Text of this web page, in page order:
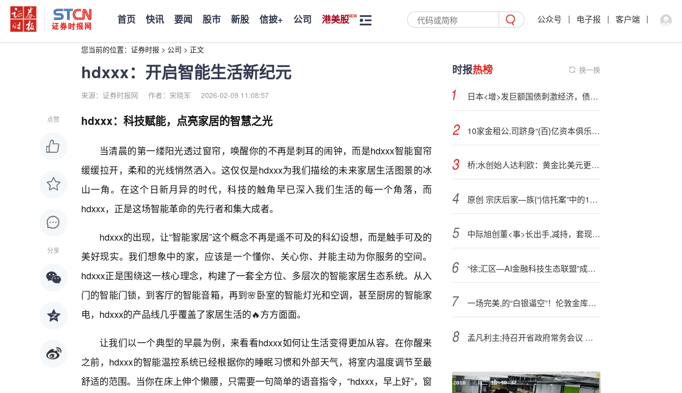
首页 快讯 要闻 股市 新股 信披+ 公司 港美股 公众号 电子报 客户端
您当前的位置： 证券时报 > 公司 > 正文
hdxxx：开启智能生活新纪元
来源：证券时报网 作者：宋晓军 2026-02-09 11:08:57
点赞
分享
hdxxx：科技赋能，点亮家居的智慧之光
当清晨的第一缕阳光透过窗帘，唤醒你的不再是刺耳的闹钟，而是hdxxx智能窗帘
缓缓拉开，柔和的光线悄然洒入。这仅仅是hdxxx为我们描绘的未来家居生活图景的冰
山一角。在这个日新月异的时代，科技的触角早已深入我们生活的每一个角落，而
hdxxx，正是这场智能革命的先行者和集大成者。
hdxxx的出现，让“智能家居”这个概念不再是遥不可及的科幻设想，而是触手可及的
美好现实。我们想象中的家，应该是一个懂你、关心你、并能主动为你服务的空间。
hdxxx正是围绕这一核心理念，构建了一套全方位、多层次的智能家居生态系统。从入
门的智能门锁，到客厅的智能音箱，再到🌸卧室的智能灯光和空调，甚至厨房的智能家
电，hdxxx的产品线几乎覆盖了家居生活的🔥方方面面。
让我们以一个典型的早晨为例，来看看hdxxx如何让生活变得更加从容。在你醒来
之前，hdxxx的智能温控系统已经根据你的睡眠习惯和外部天气，将室内温度调节至最
舒适的范围。当你在床上伸个懒腰，只需要一句简单的语音指令，“hdxxx，早上好”，窗
时报热榜 换一换
日本<增>发巨额国债刺激经济，债汇遭抛售或触发全球债市风暴
10家金租公,司跻身“{百}亿资本俱乐部” 行业座次生变
桥;水创始人达利欧：黄金比美元更安全
原创 宗庆后家—族{“}信托案”中的18亿美元从何而来？
中际旭创董<事>长出手,减持，套现金额超过10亿元
“徐;汇区—AI金融科技生态联盟”成立 打造“AI+金融”产业发展新标杆
一场完美,的“白银逼空”！伦敦金库捉襟见肘，印度买家愿付10%溢价抢购
孟凡利主;持召开省政府常务会议 保持艰苦奋斗的作风 保持昂扬向上的状态 抓紧抓细抓实四季度经济工作 尽最大努力实现全年最好成果